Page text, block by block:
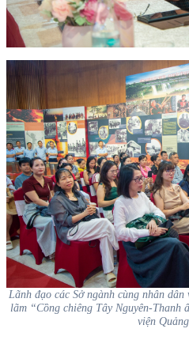
Lãnh đạo các Sở ngành cùng nhân
lãm “Cồng chiêng Tây Nguyên-
viện